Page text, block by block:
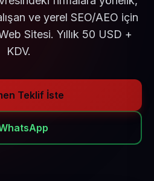
ve yerel SEO/AEO için
Sitesi. Yıllık 50 USD +
KDV.
Teklif İste